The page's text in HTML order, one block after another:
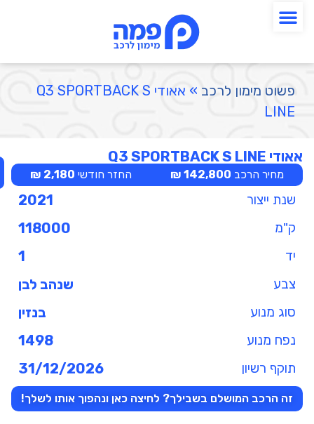
פשוט מימון לרכב »
אאודי Q3 SPORTBACK S
LINE
אאודי Q3 SPORTBACK S LINE
מחיר הרכב 142,800 ₪ החזר חודשי 2,180 ₪
שנת ייצור 2021
ק"מ 118000
יד 1
צבע שנהב לבן
סוג מנוע בנזין
נפח מנוע 1498
תוקף רשיון 31/12/2026
זה הרכב המושלם בשבילך? לחיצה כאן ונהפוך אותו לשלך!